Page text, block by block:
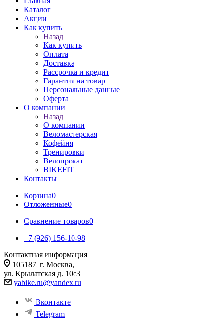
Каталог
Акции
Как купить
Назад
Как купить
Оплата
Доставка
Рассрочка и кредит
Гарантия на товар
Персональные данные
Оферта
О компании
Назад
О компании
Веломастерская
Кофейня
Тренировки
Велопрокат
BIKEFIT
Контакты
Корзина0
Отложенные0
Сравнение товаров0
+7 (926) 156-10-98
Контактная информация
105187, г. Москва,
ул. Крылатская д. 10с3
yabike.ru@yandex.ru
Вконтакте
Telegram